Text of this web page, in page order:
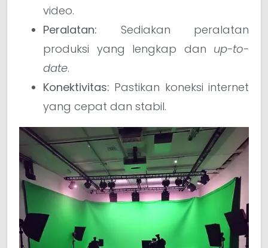
video.
Peralatan: Sediakan peralatan
produksi yang lengkap dan up-to-
date.
Konektivitas: Pastikan koneksi internet
yang cepat dan stabil.